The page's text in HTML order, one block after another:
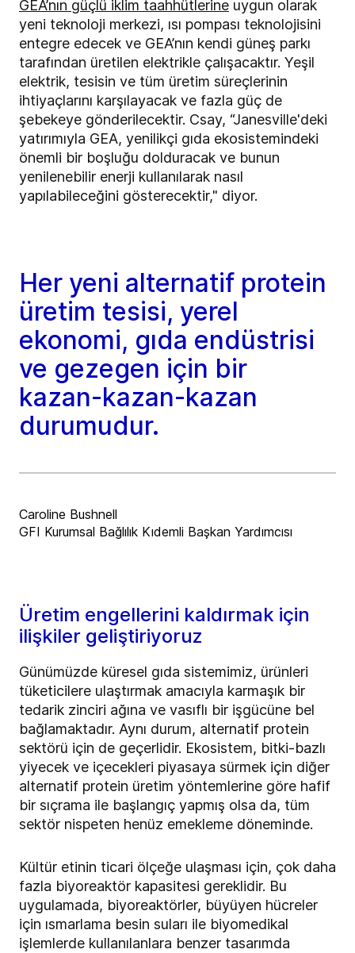
GEA’nın güçlü iklim taahhütlerine uygun olarak
yeni teknoloji merkezi, ısı pompası teknolojisini
entegre edecek ve GEA’nın kendi güneş parkı
tarafından üretilen elektrikle çalışacaktır. Yeşil
elektrik, tesisin ve tüm üretim süreçlerinin
ihtiyaçlarını karşılayacak ve fazla güç de
şebekeye gönderilecektir. Csay, “Janesville'deki
yatırımıyla GEA, yenilikçi gıda ekosistemindeki
önemli bir boşluğu dolduracak ve bunun
yenilenebilir enerji kullanılarak nasıl
yapılabileceğini gösterecektir," diyor.
Her yeni alternatif protein
üretim tesisi, yerel
ekonomi, gıda endüstrisi
ve gezegen için bir
kazan-kazan-kazan
durumudur.
Caroline Bushnell
GFI Kurumsal Bağlılık Kıdemli Başkan Yardımcısı
Üretim engellerini kaldırmak için
ilişkiler geliştiriyoruz
Günümüzde küresel gıda sistemimiz, ürünleri
tüketicilere ulaştırmak amacıyla karmaşık bir
tedarik zinciri ağına ve vasıflı bir işgücüne bel
bağlamaktadır. Aynı durum, alternatif protein
sektörü için de geçerlidir. Ekosistem, bitki-bazlı
yiyecek ve içecekleri piyasaya sürmek için diğer
alternatif protein üretim yöntemlerine göre hafif
bir sıçrama ile başlangıç yapmış olsa da, tüm
sektör nispeten henüz emekleme döneminde.
Kültür etinin ticari ölçeğe ulaşması için, çok daha
fazla biyoreaktör kapasitesi gereklidir. Bu
uygulamada, biyoreaktörler, büyüyen hücreler
için ısmarlama besin suları ile biyomedikal
işlemlerde kullanılanlara benzer tasarımda